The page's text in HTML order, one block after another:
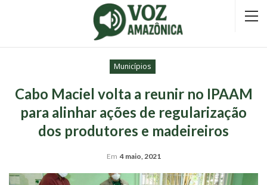
Municípios
Cabo Maciel volta a reunir no IPAAM
para alinhar ações de regularização
dos produtores e madeireiros
Em 4 maio, 2021